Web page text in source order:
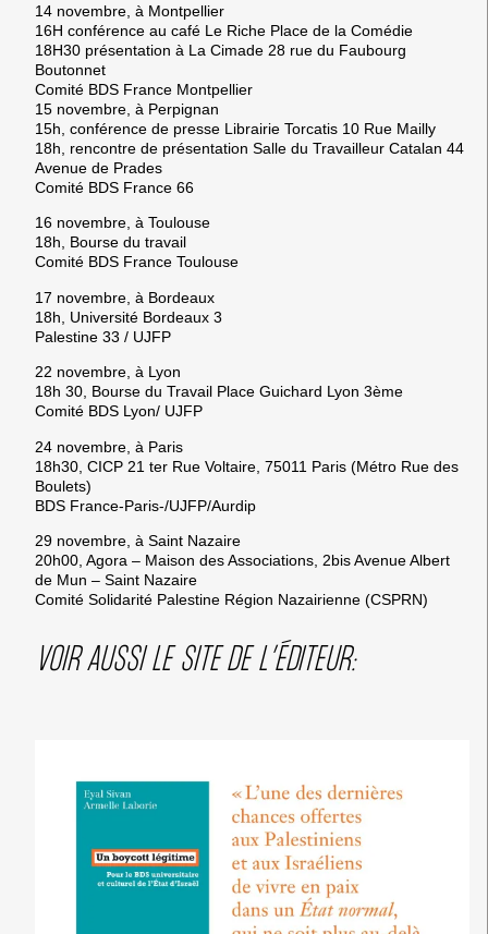
14 novembre, à Montpellier
16H conférence au café Le Riche Place de la Comédie
18H30 présentation à La Cimade 28 rue du Faubourg
Boutonnet
Comité BDS France Montpellier
15 novembre, à Perpignan
15h, conférence de presse Librairie Torcatis 10 Rue Mailly
18h, rencontre de présentation Salle du Travailleur Catalan 44
Avenue de Prades
Comité BDS France 66
16 novembre, à Toulouse
18h, Bourse du travail
Comité BDS France Toulouse
17 novembre, à Bordeaux
18h, Université Bordeaux 3
Palestine 33 / UJFP
22 novembre, à Lyon
18h 30, Bourse du Travail Place Guichard Lyon 3ème
Comité BDS Lyon/ UJFP
24 novembre, à Paris
18h30, CICP 21 ter Rue Voltaire, 75011 Paris (Métro Rue des
Boulets)
BDS France-Paris-/UJFP/Aurdip
29 novembre, à Saint Nazaire
20h00, Agora – Maison des Associations, 2bis Avenue Albert
de Mun – Saint Nazaire
Comité Solidarité Palestine Région Nazairienne (CSPRN)
VOIR AUSSI LE SITE DE L’ÉDITEUR: